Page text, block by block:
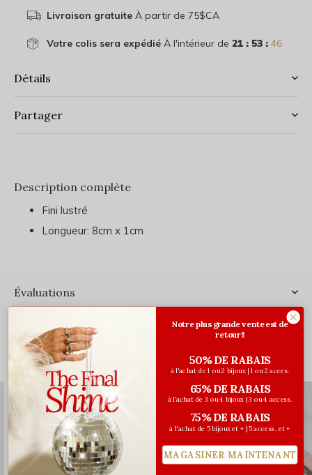
Livraison gratuiteÀ partir de 75$CA
Votre colis sera expédiéÀ l'intérieur de 21 : 53 : 46
Détails
Partager
Description complète
Fini lustré
Longueur: 8cm x 1cm
Évaluations
Vous pourriez aussi aimer...
Notre plus grande vente est de
retour!!
50% DE RABAIS
à l'achat de 1 ou 2 bijoux | 1 ou 2 acces.
65% DE RABAIS
à l'achat de 3 ou 4 bijoux | 3 ou 4 access.
75% DE RABAIS
à l'achat de 5 bijoux et + | 5 access. et +
MAGASINER MAINTENANT